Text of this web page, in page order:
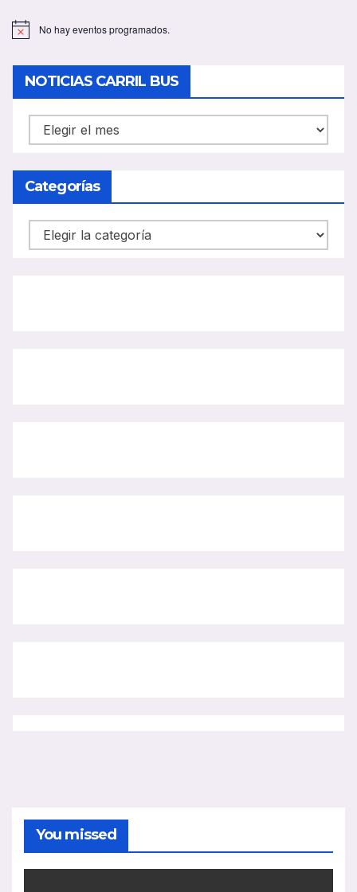
No hay eventos programados.
NOTICIAS CARRIL BUS
NOTICIAS
CARRIL
BUS
Categorías
Categorías
You missed